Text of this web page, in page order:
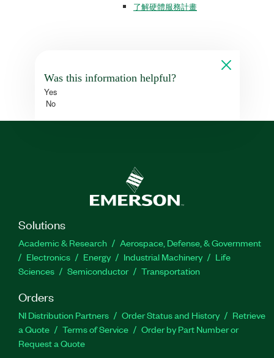
了解硬體服務計畫
Was this information helpful?
Yes
No
Solutions
Academic & Research
Aerospace, Defense, & Government
Electronics
Energy Industrial Machinery
Life
Sciences
Semiconductor Transportation
Orders
NI Distribution Partners Order Status and History
Retrieve
a Quote
Terms of Service
Order by Part Number or
Request a Quote